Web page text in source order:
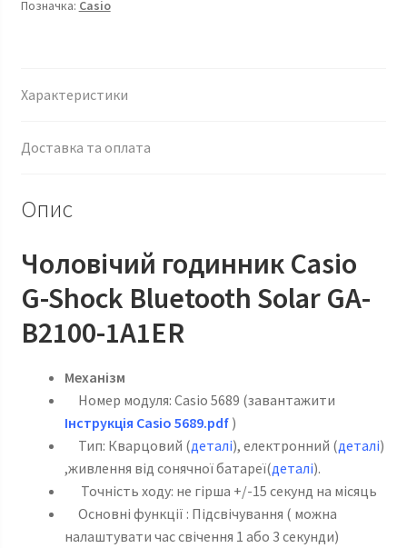
Позначка: Casio
Характеристики
Доставка та оплата
Опис
Чоловічий годинник Casio
G-Shock Bluetooth Solar GA-
B2100-1A1ER
Механізм
Номер модуля: Casio 5689 (завантажити
Інструкція Casio 5689.pdf )
Тип: Кварцовий (деталі), електронний (деталі)
,живлення від сонячної батареї(деталі).
Точність ходу: не гірша +/-15 секунд на місяць
Основні функції : Підсвічування ( можна
налаштувати час свічення 1 або 3 секунди)